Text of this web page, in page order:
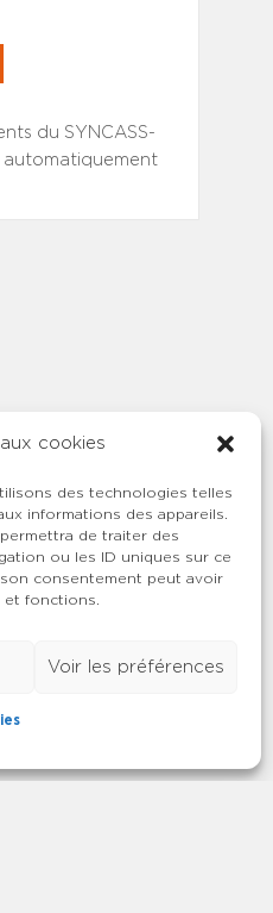
cookies
des technologies telles
informations des appareils.
de traiter des
ou les ID uniques sur ce
consentement peut avoir
fonctions.
Voir les préférences
du SYNCASS-
automatiquement